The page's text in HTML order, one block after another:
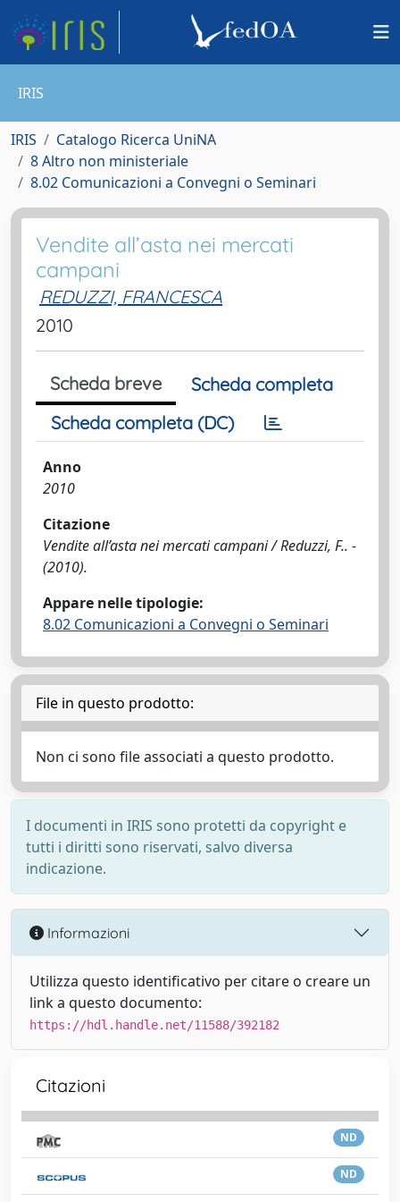
IRIS
IRIS
Catalogo Ricerca UniNA
8 Altro non ministeriale
8.02 Comunicazioni a Convegni o Seminari
Vendite all’asta nei mercati
campani
REDUZZI, FRANCESCA
2010
Scheda breve
Scheda completa
Scheda completa (DC)
Anno
2010
Citazione
Vendite all’asta nei mercati campani / Reduzzi, F.. -
(2010).
Appare nelle tipologie:
8.02 Comunicazioni a Convegni o Seminari
File in questo prodotto:
Non ci sono file associati a questo prodotto.
I documenti in IRIS sono protetti da copyright e
tutti i diritti sono riservati, salvo diversa
indicazione.
Informazioni
Utilizza questo identificativo per citare o creare un
link a questo documento:
https://hdl.handle.net/11588/392182
Citazioni
ND
ND